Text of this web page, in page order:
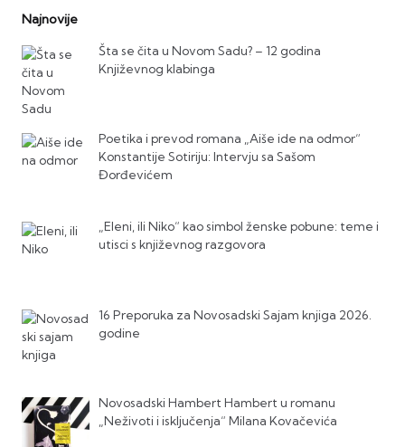
Najnovije
Šta se čita u Novom Sadu? – 12 godina
Književnog klabinga
Poetika i prevod romana „Aiše ide na odmor“
Konstantije Sotiriju: Intervju sa Sašom
Đorđevićem
„Eleni, ili Niko“ kao simbol ženske pobune: teme i
utisci s književnog razgovora
16 Preporuka za Novosadski Sajam knjiga 2026.
godine
Novosadski Hambert Hambert u romanu
„Neživoti i isključenja“ Milana Kovačevića